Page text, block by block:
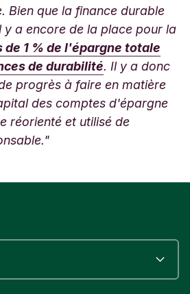
Bien que la finance durable
y a encore de la place pour la
de 1 % de l'épargne totale
de durabilité. Il y a donc
progrès à faire en matière
des comptes d'épargne
réorienté et utilisé de